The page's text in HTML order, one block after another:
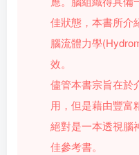
佳狀態，本書所介
腦流體力學
效。
儘管本書宗旨在於
用，但是藉由豐富
絕對是一本透視腦
佳參考書。